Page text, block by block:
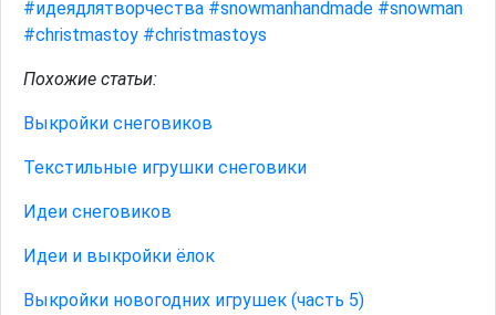
#идеядлятворчества #snowmanhandmade #snowman
#christmastoy #christmastoys
Похожие статьи:
Выкройки снеговиков
Текстильные игрушки снеговики
Идеи снеговиков
Идеи и выкройки ёлок
Выкройки новогодних игрушек (часть 5)